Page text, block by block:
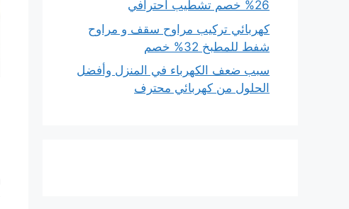
26% خصم تشطيب احترافي
كهربائي تركيب مراوح سقف و مراوح
شفط للمطبخ 32% خصم
سبب ضعف الكهرباء في المنزل وأفضل
الحلول من كهربائي محترف